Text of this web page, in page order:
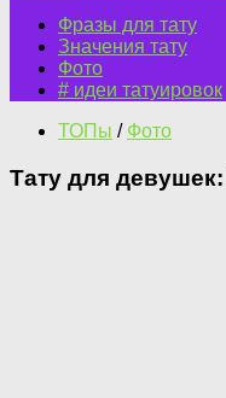
Фразы для тату
Значения тату
Фото
# идеи татуировок
ТОПы / Фото
Тату для